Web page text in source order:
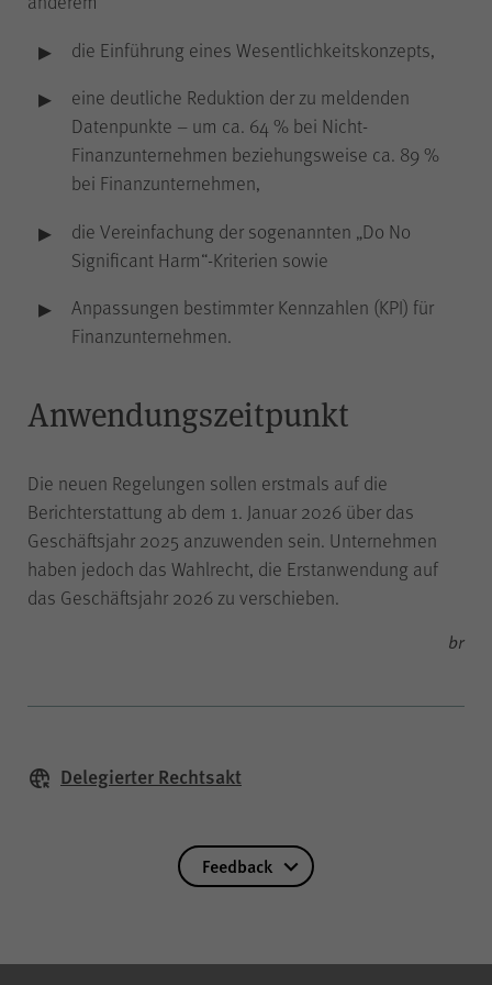
die Einführung eines Wesentlichkeitskonzepts,
eine deutliche Reduktion der zu meldenden
Datenpunkte – um ca. 64 % bei Nicht-
Finanzunternehmen beziehungsweise ca. 89 %
bei Finanzunternehmen,
die Vereinfachung der sogenannten „Do No
Significant Harm“-Kriterien sowie
Anpassungen bestimmter Kennzahlen (KPI) für
Finanzunternehmen.
Anwendungszeitpunkt
Die neuen Regelungen sollen erstmals auf die
Berichterstattung ab dem 1. Januar 2026 über das
Geschäftsjahr 2025 anzuwenden sein. Unternehmen
haben jedoch das Wahlrecht, die Erstanwendung auf
das Geschäftsjahr 2026 zu verschieben.
br
Delegierter Rechtsakt
Feedback
WPK).
Name
Anbieter WPK
Laufzeit 1 Jahr
Zweck
Cookies auf der Internetseite der
WPK getroffenen Auswahl.
Name piwik_ignore
„Datenschutz“ unter „Matomo
ohne Cookies widersprechen,
muss dieser Cookie gesetzt
Widerspruch nicht bei jedem